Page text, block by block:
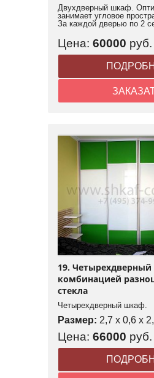
Двухдверный шкаф.
занимает угловое
За каждой дверью по 2
Цена: 60000 руб.
19.
комбинацией
стекла
Четырехдверный шкаф.
Размер: 2,7 x 0,6 x
Цена: 66000 руб.